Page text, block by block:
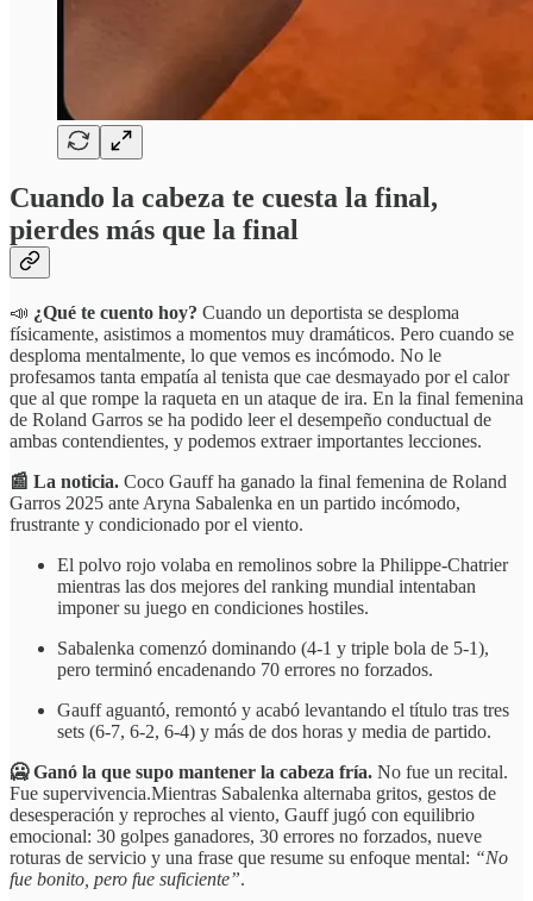
Cuando la cabeza te cuesta la final,
pierdes más que la final
📣 ¿Qué te cuento hoy? Cuando un deportista se desploma
físicamente, asistimos a momentos muy dramáticos. Pero cuando se
desploma mentalmente, lo que vemos es incómodo. No le
profesamos tanta empatía al tenista que cae desmayado por el calor
que al que rompe la raqueta en un ataque de ira. En la final femenina
de Roland Garros se ha podido leer el desempeño conductual de
ambas contendientes, y podemos extraer importantes lecciones.
📰 La noticia. Coco Gauff ha ganado la final femenina de Roland
Garros 2025 ante Aryna Sabalenka en un partido incómodo,
frustrante y condicionado por el viento.
El polvo rojo volaba en remolinos sobre la Philippe-Chatrier
mientras las dos mejores del ranking mundial intentaban
imponer su juego en condiciones hostiles.
Sabalenka comenzó dominando (4-1 y triple bola de 5-1),
pero terminó encadenando 70 errores no forzados.
Gauff aguantó, remontó y acabó levantando el título tras tres
sets (6-7, 6-2, 6-4) y más de dos horas y media de partido.
🥶 Ganó la que supo mantener la cabeza fría. No fue un recital.
Fue supervivencia.Mientras Sabalenka alternaba gritos, gestos de
desesperación y reproches al viento, Gauff jugó con equilibrio
emocional: 30 golpes ganadores, 30 errores no forzados, nueve
roturas de servicio y una frase que resume su enfoque mental: “No
fue bonito, pero fue suficiente”.